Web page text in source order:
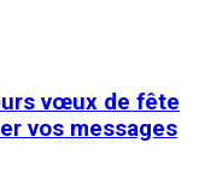
vœux de fête
vos messages